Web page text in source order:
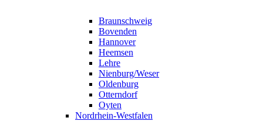
Braunschweig
Bovenden
Hannover
Heemsen
Lehre
Nienburg/Weser
Oldenburg
Otterndorf
Oyten
Nordrhein-Westfalen